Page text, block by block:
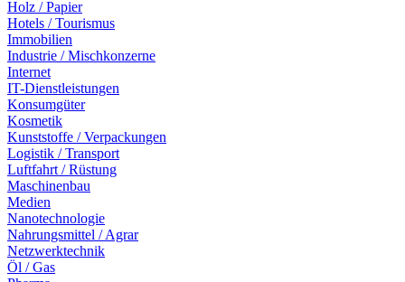
Holz / Papier
Hotels / Tourismus
Immobilien
Industrie / Mischkonzerne
Internet
IT-Dienstleistungen
Konsumgüter
Kosmetik
Kunststoffe / Verpackungen
Logistik / Transport
Luftfahrt / Rüstung
Maschinenbau
Medien
Nanotechnologie
Nahrungsmittel / Agrar
Netzwerktechnik
Öl / Gas